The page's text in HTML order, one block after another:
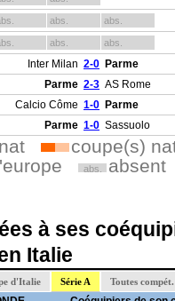
abs. abs.
abs. abs.
Inter Milan 2-0 Parme
Parme 2-3 AS Rome
Calcio Côme 1-0 Parme
Parme 1-0 Sassuolo
coupe(s)
abs. absent
à ses
Italie
d'Italie Série A Toutes compét.